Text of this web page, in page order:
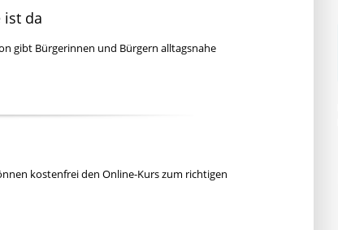
ist da
gibt Bürgerinnen und Bürgern alltagsnahe
kostenfrei den Online-Kurs zum richtigen